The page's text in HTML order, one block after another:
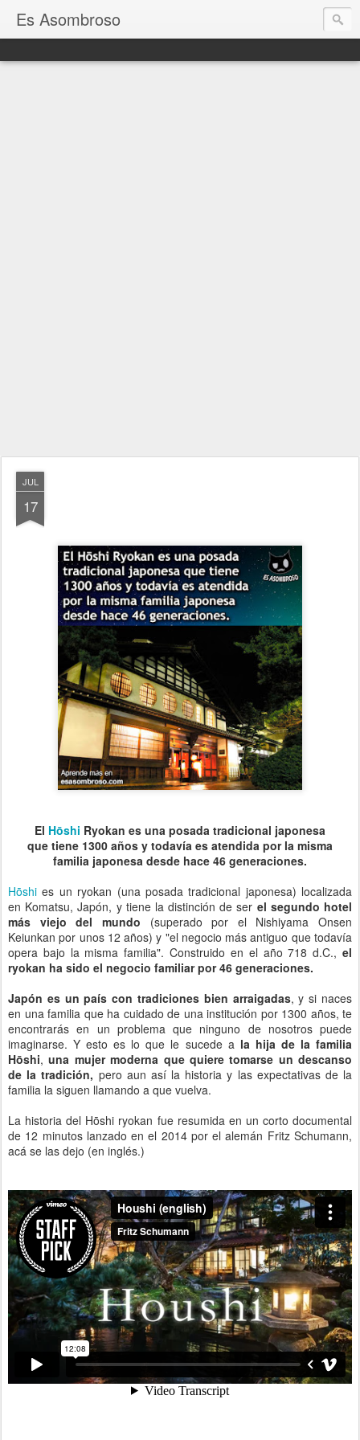
Es Asombroso
JUL
17
El Hōshi Ryokan es una posada tradicional japonesa
que tiene 1300 años y todavía es atendida por la misma
familia japonesa desde hace 46 generaciones.
Hōshi es un ryokan (una posada tradicional japonesa) localizada
en Komatsu, Japón, y tiene la distinción de ser el segundo hotel
más viejo del mundo (superado por el Nishiyama Onsen
Keiunkan por unos 12 años) y "el negocio más antiguo que todavía
opera bajo la misma familia". Construido en el año 718 d.C., el
ryokan ha sido el negocio familiar por 46 generaciones.
Japón es un país con tradiciones bien arraigadas, y si naces
en una familia que ha cuidado de una institución por 1300 años, te
encontrarás en un problema que ninguno de nosotros puede
imaginarse. Y esto es lo que le sucede ala hija de la familia
Hōshi,una mujer moderna que quiere tomarse un descanso
de la tradición, pero aun así la historia y las expectativas de la
familia la siguen llamando a que vuelva.
La historia del Hōshi ryokan fue resumida en un corto documental
de 12 minutos lanzado en el 2014 por el alemán Fritz Schumann,
acá se las dejo (en inglés.)